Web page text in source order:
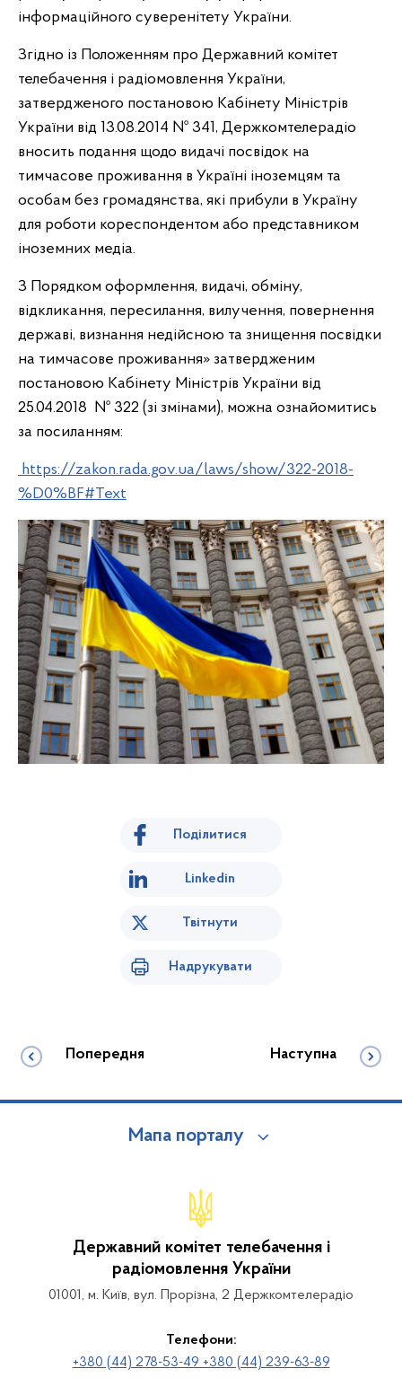
інформаційного суверенітету України.
Згідно із Положенням про Державний комітет
телебачення і радіомовлення України,
затвердженого постановою Кабінету Міністрів
України від 13.08.2014 № 341, Держкомтелерадіо
вносить подання щодо видачі посвідок на
тимчасове проживання в Україні іноземцям та
особам без громадянства, які прибули в Україну
для роботи кореспондентом або представником
іноземних медіа.
З Порядком оформлення, видачі, обміну,
відкликання, пересилання, вилучення, повернення
державі, визнання недійсною та знищення посвідки
на тимчасове проживання» затвердженим
постановою Кабінету Міністрів України від
25.04.2018 № 322 (зі змінами), можна ознайомитись
за посиланням:
https://zakon.rada.gov.ua/laws/show/322-2018-
%D0%BF#Text
Поділитися
Linkedin
Твітнути
Надрукувати
Попередня Наступна
Мапа порталу
Державний комітет телебачення і
радіомовлення України
01001, м. Київ, вул. Прорізна, 2 Держкомтелерадіо
Телефони:
+380 (44) 278-53-49 +380 (44) 239-63-89